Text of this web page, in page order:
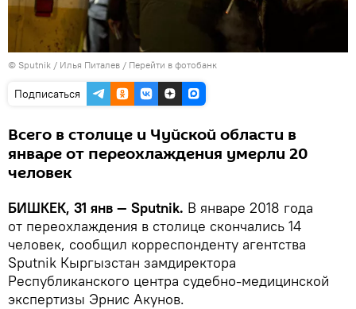
© Sputnik / Илья Питалев / Перейти в фотобанк
Подписаться
Всего в столице и Чуйской области в
январе от переохлаждения умерли 20
человек
БИШКЕК, 31 янв — Sputnik. В январе 2018 года
от переохлаждения в столице скончались 14
человек, сообщил корреспонденту агентства
Sputnik Кыргызстан замдиректора
Республиканского центра судебно-медицинской
экспертизы Эрнис Акунов.